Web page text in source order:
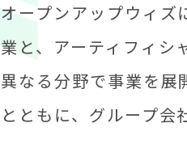
オープンアップウィズ
業と、アーティフィシ
異なる分野で事業を展
とともに、グループ会